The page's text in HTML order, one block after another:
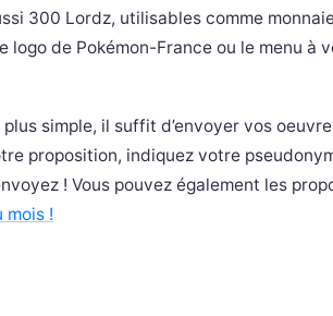
300 Lordz, utilisables comme
logo de Pokémon-France ou le menu à
simple, il suffit d’envoyer vos
proposition, indiquez votre
! Vous pouvez également les
mois !